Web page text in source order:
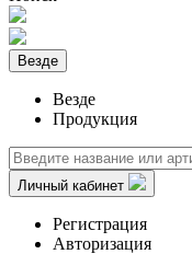
Везде
Везде
Продукция
Личный кабинет
Регистрация
Авторизация